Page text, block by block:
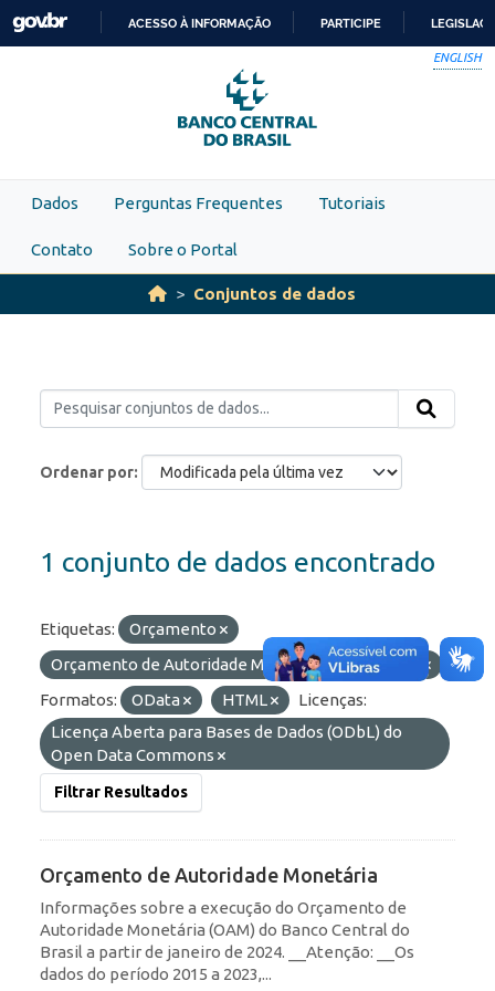
Skip to main content
PARA
O
CONTEÚDO
ACESSO À INFORMAÇÃO PARTICIPE
ENGLISH
Dados Perguntas Frequentes Tutoriais
Contato Sobre o Portal
Conjuntos de dados
Ordenar por
1 conjunto de dados encontrado
Etiquetas:
Orçamento
Orçamento de Autoridade Monetária
Olinda
Formatos:
OData HTML
Licenças:
Licença Aberta para Bases de Dados (ODbL) do
Open Data Commons
Filtrar Resultados
Orçamento de Autoridade Monetária
Informações sobre a execução do Orçamento de
Autoridade Monetária (OAM) do Banco Central do
Brasil a partir de janeiro de 2024. __Atenção: __Os
dados do período 2015 a 2023,...